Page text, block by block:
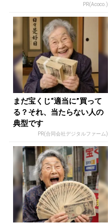
PR(Acoco.)
まだ宝くじ“適当に”買って
る？それ、当たらない人の
典型です
PR(合同会社デジタルファーム)